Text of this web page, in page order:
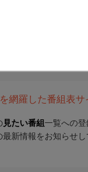
網羅した番組表サ
見たい番組 一覧への登
新情報をお知らせし